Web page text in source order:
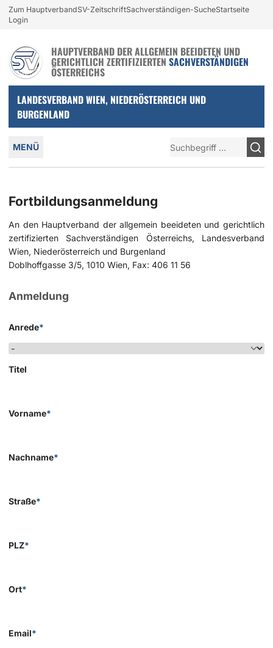
Zur Navigation springen
Zum Inhalt springen
Login und nützliche Links
Zum HauptverbandSV-ZeitschriftSachverständigen-SucheStartseite
Login
HAUPTVERBAND DER ALLGEMEIN BEEIDETEN UND
GERICHTLICH ZERTIFIZIERTEN SACHVERSTÄNDIGEN
ÖSTERREICHS
LANDESVERBAND WIEN, NIEDERÖSTERREICH UND
BURGENLAND
Hauptmenü
MENÜ
Fortbildungsanmeldung
An den Hauptverband der allgemein beeideten und gerichtlich
zertifizierten Sachverständigen Österreichs, Landesverband
Wien, Niederösterreich und Burgenland
Doblhoffgasse 3/5, 1010 Wien, Fax: 406 11 56
Anmeldung
Anrede*
Titel
Vorname*
Nachname*
Straße*
PLZ*
Ort*
Email*